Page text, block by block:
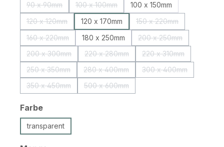
90 x 90mm 100 x 100mm
100 x 150mm
120 x 120mm
120 x 170mm 150 x 220mm
160 x 220mm 180 x 250mm 200 x 250mm
200 x 300mm 220 x 280mm 220 x 310mm
250 x 350mm 280 x 400mm 300 x 400mm
350 x 450mm 500 x 600mm
Farbeauswählen
transparent